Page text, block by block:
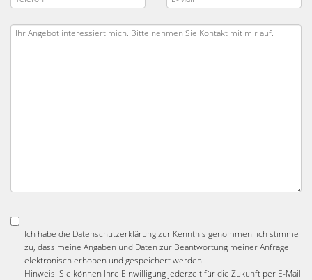
Ich habe die Datenschutzerklärungzur Kenntnis genommen. ich stimme
zu, dass meine Angaben und Daten zur Beantwortung meiner Anfrage
elektronisch erhoben und gespeichert werden.
Hinweis: Sie können Ihre Einwilligung jederzeit für die Zukunft per E-Mail